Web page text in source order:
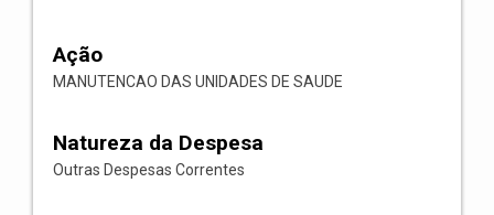
Ação
MANUTENCAO DAS UNIDADES DE SAUDE
Natureza da Despesa
Outras Despesas Correntes